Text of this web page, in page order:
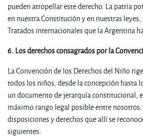
pueden atropellar este derecho. La patria
en nuestra Constitución y en nuestras
Tratados internacionales que la Argentina
6. Los derechos consagrados por la
La Convención de los Derechos del Niño
todos los niños, desde la concepción hasta
un documento de jerarquía constitucional,
máximo rango legal posible entre
disposiciones y derechos que allí se
siguientes: